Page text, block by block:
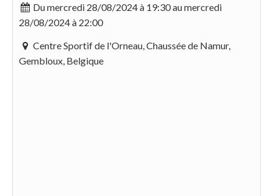
Du mercredi 28/08/2024 à 19:30 au mercredi
28/08/2024 à 22:00
Centre Sportif de l'Orneau, Chaussée de Namur,
Gembloux, Belgique